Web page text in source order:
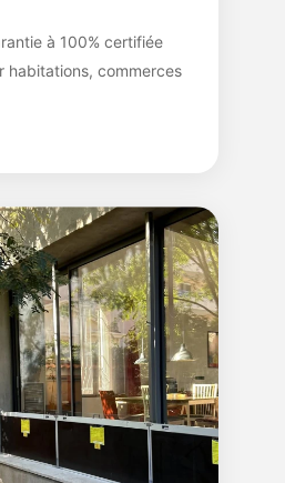
à 100% certifiée
habitations, commerces